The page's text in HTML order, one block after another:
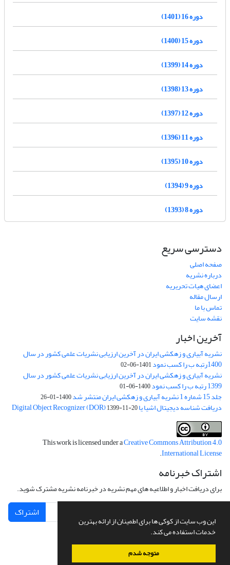
این وب سایت از کوکی ها برای اطمینان از ارائه بهترین
خدمات استفاده می کند.
متوجه شدم
دوره 16 (1401)
دوره 15 (1400)
دوره 14 (1399)
دوره 13 (1398)
دوره 12 (1397)
دوره 11 (1396)
دوره 10 (1395)
دوره 9 (1394)
دوره 8 (1393)
دسترسی سریع
صفحه اصلی
درباره نشریه
اعضای هیات تحریریه
ارسال مقاله
تماس با ما
نقشه سایت
آخرین اخبار
نشریه آبیاری و زهکشی ایران در آخرین ارزیابی نشریات علمی کشور در سال
1400رتبه ب را کسب نمود 1401-06-02
نشریه آبیاری و زهکشی ایران در آخرین ارزیابی نشریات علمی کشور در سال
1399 رتبه ب را کسب نمود 1400-06-01
جلد 15 شماره 1 نشریه آبیاری و زهکشی ایران منتشر شد 1400-01-26
دریافت شناسه دیجیتال اشیا یا Digital Object Recognizer (DOR)1399-11-20
This work is licensed under aCreative Commons Attribution 4.0
International License
.
اشتراک خبرنامه
برای دریافت اخبار و اطلاعیه های مهم نشریه در خبرنامه نشریه مشترک شوید.
اشتراک
سامانه مدیریت نشریات علمی.طراحی و پیاده سازی ازسیناوب